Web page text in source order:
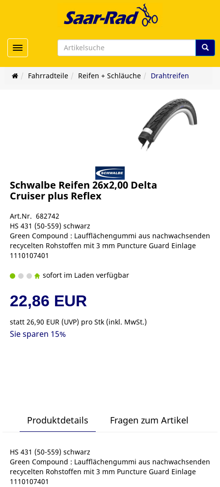
Toggle navigation
Fahrradteile Reifen + Schläuche Drahtreifen
Schwalbe Reifen 26x2,00 Delta
Cruiser plus Reflex
Art.Nr. 682742
HS 431 (50-559) schwarz
Green Compound : Laufflächengummi aus nachwachsenden
recycelten Rohstoffen mit 3 mm Puncture Guard Einlage
1110107401
sofort im Laden verfügbar
22,86 EUR
statt 26,90 EUR (UVP) pro Stk (inkl. MwSt.)
Sie sparen 15%
Produktdetails Fragen zum Artikel
HS 431 (50-559) schwarz
Green Compound : Laufflächengummi aus nachwachsenden
recycelten Rohstoffen mit 3 mm Puncture Guard Einlage
1110107401